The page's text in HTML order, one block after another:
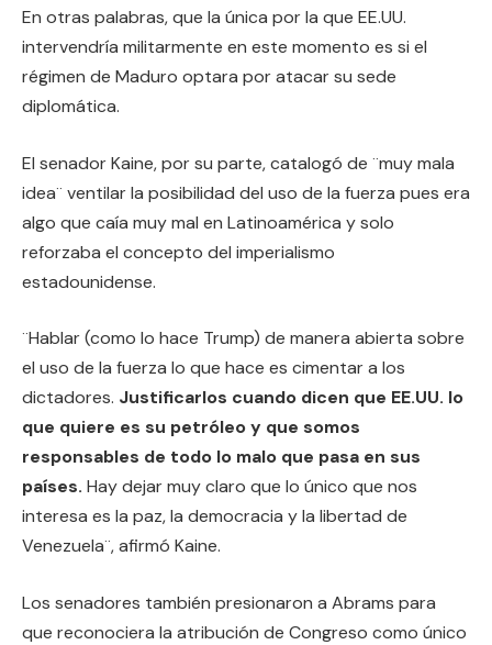
En otras palabras, que la única por la que EE.UU.
intervendría militarmente en este momento es si el
régimen de Maduro optara por atacar su sede
diplomática.
El senador Kaine, por su parte, catalogó de ¨muy mala
idea¨ ventilar la posibilidad del uso de la fuerza pues era
algo que caía muy mal en Latinoamérica y solo
reforzaba el concepto del imperialismo
estadounidense.
¨Hablar (como lo hace Trump) de manera abierta sobre
el uso de la fuerza lo que hace es cimentar a los
dictadores. Justificarlos cuando dicen que EE.UU. lo
que quiere es su petróleo y que somos
responsables de todo lo malo que pasa en sus
países. Hay dejar muy claro que lo único que nos
interesa es la paz, la democracia y la libertad de
Venezuela¨, afirmó Kaine.
Los senadores también presionaron a Abrams para
que reconociera la atribución de Congreso como único